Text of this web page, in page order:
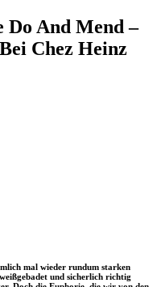
And Mend –
Chez Heinz
mal wieder rundum starken
und sicherlich richtig